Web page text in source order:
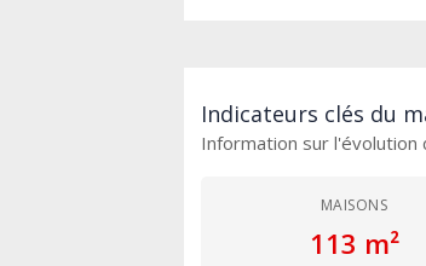
Indicateurs clés du
Information sur
MAISONS
113 m²